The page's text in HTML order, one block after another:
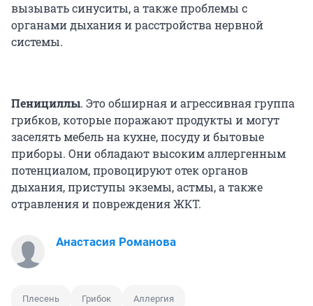
вызывать синуситы, а также проблемы с
органами дыхания и расстройства нервной
системы.
Пенициллы. Это обширная и агрессивная группа
грибков, которые поражают продукты и могут
заселять мебель на кухне, посуду и бытовые
приборы. Они обладают высоким аллергенным
потенциалом, провоцируют отек органов
дыхания, приступы экземы, астмы, а также
отравления и повреждения ЖКТ.
Анастасия Романова
Плесень Грибок Аллергия